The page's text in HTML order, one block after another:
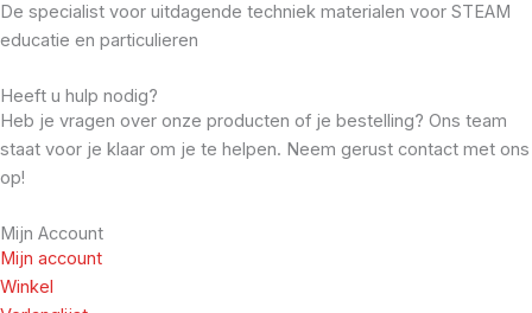
De specialist voor uitdagende techniek materialen voor STEAM
educatie en particulieren
Heeft u hulp nodig?
Heb je vragen over onze producten of je bestelling? Ons team
staat voor je klaar om je te helpen. Neem gerust contact met ons
op!
Mijn Account
Mijn account
Winkel